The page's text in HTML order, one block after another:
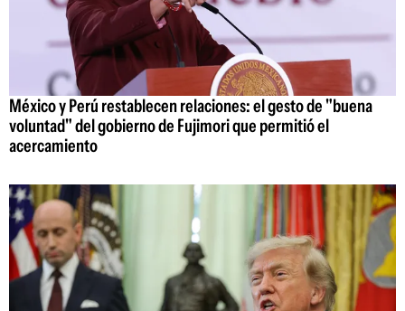
México y Perú restablecen relaciones: el gesto de "buena
voluntad" del gobierno de Fujimori que permitió el
acercamiento